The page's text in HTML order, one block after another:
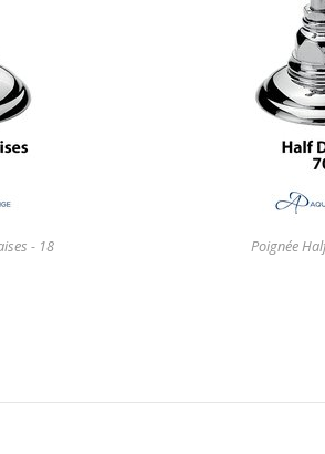
- 18 Poignée